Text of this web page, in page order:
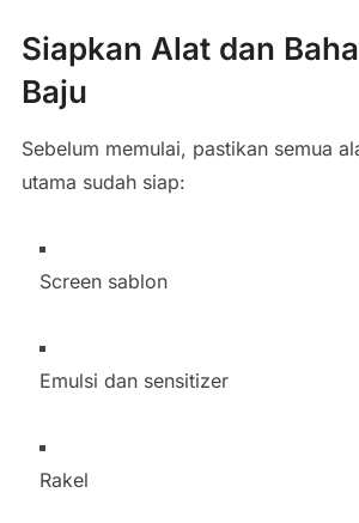
Siapkan Alat dan
Baju
Sebelum memulai, pastikan semua
utama sudah siap:
Screen sablon
Emulsi dan sensitizer
Rakel